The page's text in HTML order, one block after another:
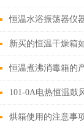
恒温水浴振荡器仪
新买的恒温干燥箱
恒温煮沸消毒箱的
优势介绍
101-0A电热恒温鼓
烘箱使用的注意事